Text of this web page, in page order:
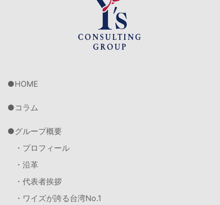
HOME
コラム
グループ概要
・プロフィール
・沿革
・代表者挨拶
・ワイズが誇る台湾No.1